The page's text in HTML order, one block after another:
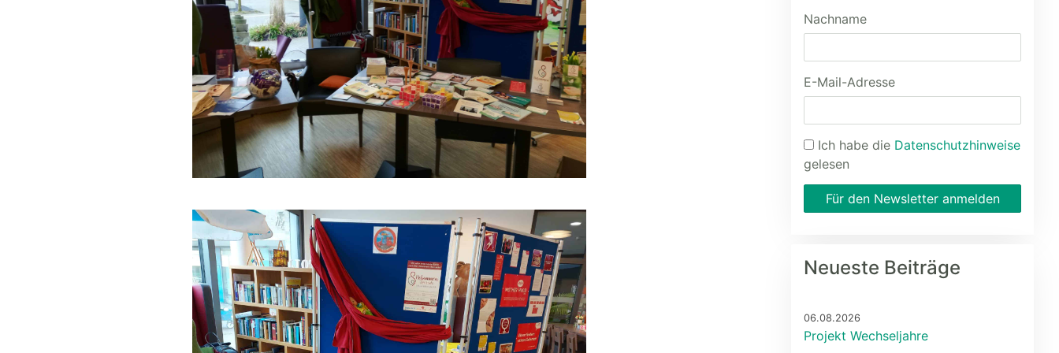
Nachname
E-Mail-Adresse
Ich habe die Datenschutzhinweise
gelesen
Für den Newsletter anmelden
Neueste Beiträge
06.08.2026
Projekt Wechseljahre